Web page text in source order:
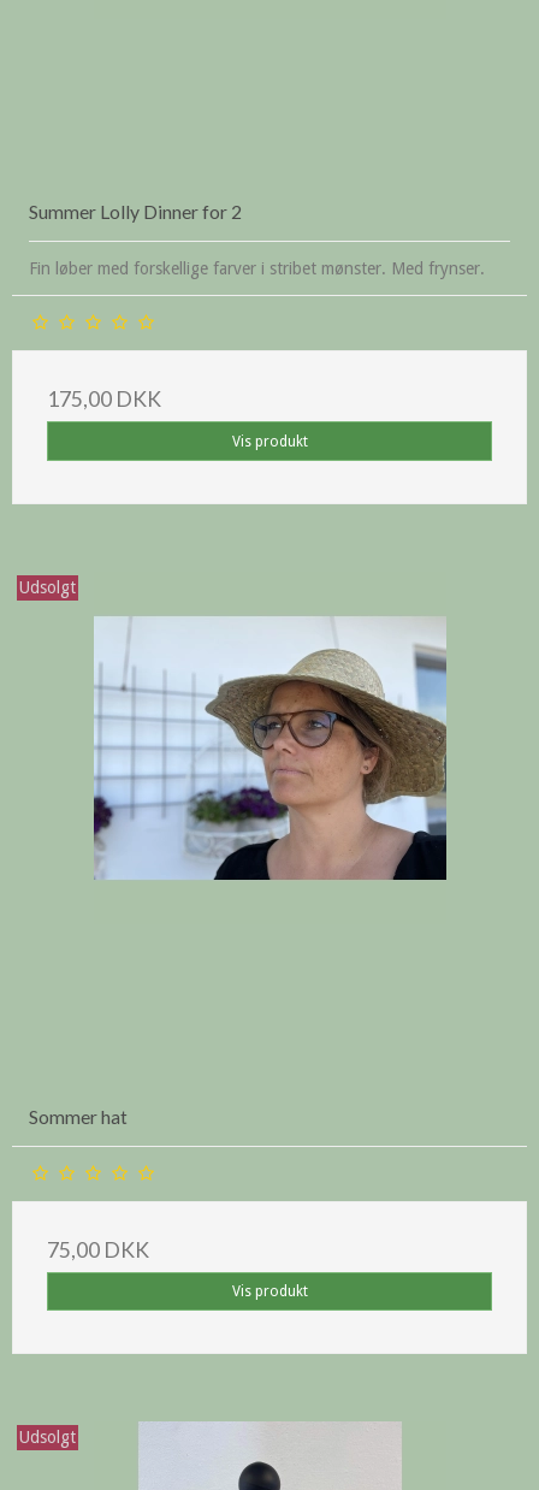
Summer Lolly Dinner for 2
Fin løber med forskellige farver i stribet mønster. Med frynser.
175,00 DKK
Vis produkt
Udsolgt
Sommer hat
75,00 DKK
Vis produkt
Udsolgt